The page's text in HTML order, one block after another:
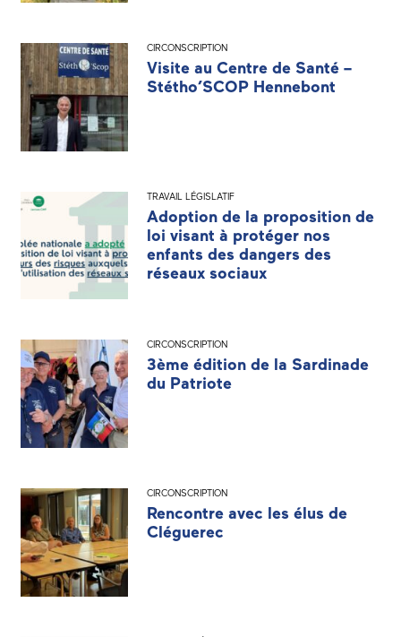
CIRCONSCRIPTION
Visite au Centre de Santé –
Stétho’SCOP Hennebont
TRAVAIL LÉGISLATIF
Adoption de la proposition de
loi visant à protéger nos
enfants des dangers des
réseaux sociaux
CIRCONSCRIPTION
3ème édition de la Sardinade
du Patriote
CIRCONSCRIPTION
Rencontre avec les élus de
Cléguerec